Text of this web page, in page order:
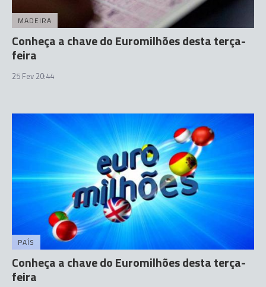
MADEIRA
Conheça a chave do Euromilhões desta terça-
feira
25 Fev 20:44
PAÍS
Conheça a chave do Euromilhões desta terça-
feira